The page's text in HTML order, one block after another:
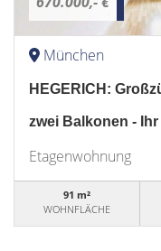
München
HEGERICH:
zwei Balkonen -
Etagenwohnung
91 m²
WOHNFLÄCHE